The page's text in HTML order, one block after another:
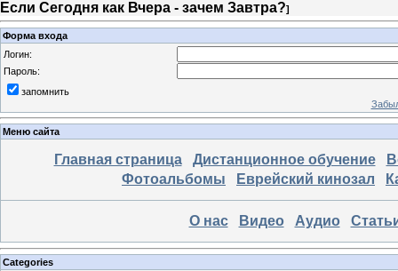
Если Сегодня как Вчера - зачем Завтра?]
Форма входа
Логин:
Пароль:
запомнить
Меню сайта
Главная страница Дистанционное обучение
Фотоальбомы
Еврейский кинозал
О нас Видео Аудио
Categories